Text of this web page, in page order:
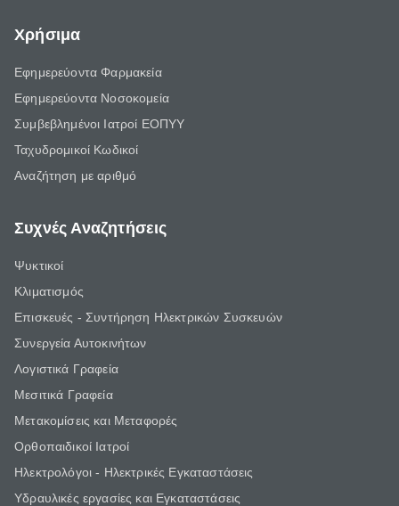
Χρήσιμα
Εφημερεύοντα Φαρμακεία
Εφημερεύοντα Νοσοκομεία
Συμβεβλημένοι Ιατροί ΕΟΠΥΥ
Ταχυδρομικοί Κωδικοί
Αναζήτηση με αριθμό
Συχνές Αναζητήσεις
Ψυκτικοί
Κλιματισμός
Επισκευές - Συντήρηση Ηλεκτρικών Συσκευών
Συνεργεία Αυτοκινήτων
Λογιστικά Γραφεία
Μεσιτικά Γραφεία
Μετακομίσεις και Μεταφορές
Ορθοπαιδικοί Ιατροί
Ηλεκτρολόγοι - Ηλεκτρικές Εγκαταστάσεις
Υδραυλικές εργασίες και Εγκαταστάσεις